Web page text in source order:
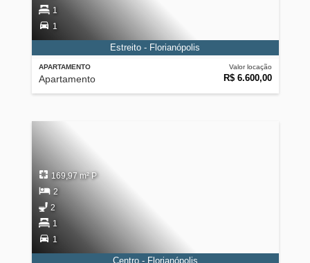
APARTAMENTO
Apartamento
Valor locação
R$ 6.600,00
1
1
Estreito - Florianópolis
169,97 m² P
2
2
1
1
Centro - Florianópolis